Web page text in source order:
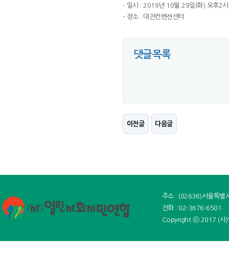
- 일시 : 2019년 10월 29일(화) 오후2시
- 장소 : 대전컨벤션센터
댓글목록
이전글 다음글
주소 : (02636)서울특별
전화 : 02-3676-6501
Copyright ⓒ 2017 (사)